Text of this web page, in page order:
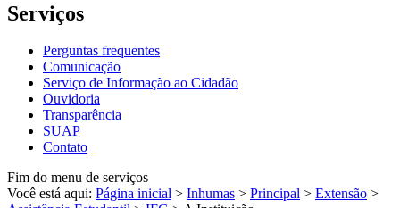
Serviços
Perguntas frequentes
Comunicação
Serviço de Informação ao Cidadão
Ouvidoria
Transparência
SUAP
Contato
Fim do menu de serviços
Você está aqui: Página inicial > Inhumas > Principal > Extensão >